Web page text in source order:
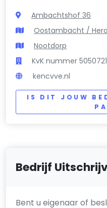
Ambachtshof 36
Oostambacht /
Nootdorp
KvK nummer
kencvve.nl
IS DIT JOUW
Bedrijf
Bent u eigenaar of